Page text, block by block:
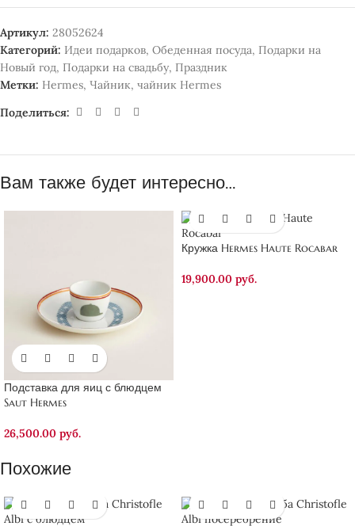
Артикул: 28052624
Категорий: Идеи подарков, Обеденная посуда, Подарки на
Новый год, Подарки на свадьбу, Праздник
Метки: Hermes, Чайник, чайник Hermes
Поделиться:
Вам также будет интересно…
Подставка для яиц с блюдцем
Saut Hermes
26,500.00 руб.
Кружка Hermes Haute Rocabar
19,900.00 руб.
Похожие